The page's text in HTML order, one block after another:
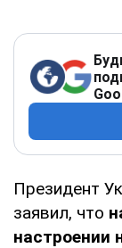
Президент
заявил, что
настроении